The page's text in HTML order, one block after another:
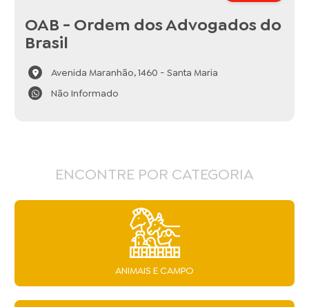
OAB - Ordem dos Advogados do
Brasil
Avenida Maranhão, 1460 - Santa Maria
Não Informado
ENCONTRE POR CATEGORIA
ANIMAIS E CAMPO